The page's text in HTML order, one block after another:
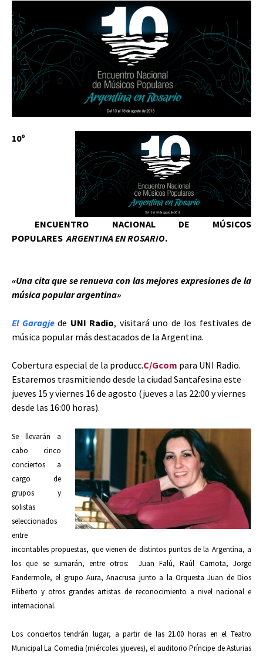
10º
ENCUENTRO NACIONAL DE MÚSICOS
POPULARESARGENTINA EN ROSARIO.
«Una cita que se renueva con las mejores expresiones de la
música popular argentina»
El Garagje de UNI Radio, visitará uno de los festivales de
música popular más destacados de la Argentina.
Cobertura especial de la producc.C/Gcom para UNI Radio.
Estaremos trasmitiendo desde la ciudad Santafesina este
jueves 15 y viernes 16 de agosto (jueves a las 22:00 y viernes
desde las 16:00 horas).
Se llevarán a
cabo cinco
conciertos a
cargo de
grupos y
solistas
seleccionados
entre
incontables propuestas, que vienen de distintos puntos de la Argentina, a
los que se sumarán, entre otros: Juan Falú, Raúl Carnota, Jorge
Fandermole, el grupo Aura, Anacrusa junto a la Orquesta Juan de Dios
Filiberto y otros grandes artistas de reconocimiento a nivel nacional e
internacional.
Los conciertos tendrán lugar, a partir de las 21.00 horas en el Teatro
Municipal La Comedia (miércoles yjueves), el auditorio Príncipe de Asturias